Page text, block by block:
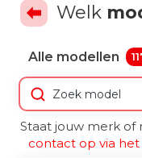
Welk
Alle modellen
Staat jouw merk of
contact op via